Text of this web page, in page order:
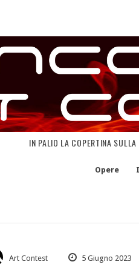
IN PALIO LA COPERTINA
Opere
Art Contest 5 Giugno 2023